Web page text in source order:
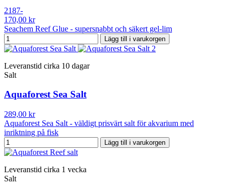
2187-
170,00 kr
Seachem Reef Glue - supersnabbt och säkert gel-lim
Lägg till i varukorgen
Leveranstid cirka 10 dagar
Salt
Aquaforest Sea Salt
289,00 kr
Aquaforest Sea Salt - väldigt prisvärt salt för akvarium med
inriktning på fisk
Lägg till i varukorgen
Leveranstid cirka 1 vecka
Salt